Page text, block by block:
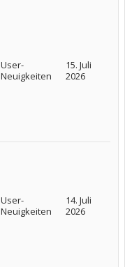
User-
Neuigkeiten
15. Juli
2026
User-
Neuigkeiten
14. Juli
2026